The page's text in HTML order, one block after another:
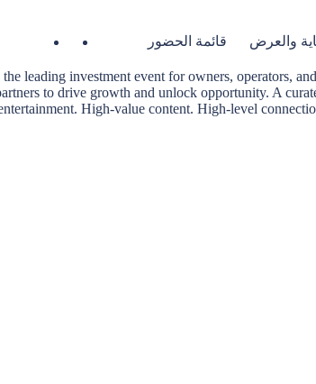
والعرض قائمة الحضور
leading investment event for owners, operators,
to drive growth and unlock opportunity. A
High-value content. High-level